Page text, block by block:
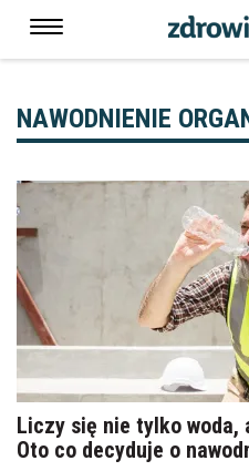
NAWODNIENIE
Liczy się nie tylko woda,
Oto co decyduje o